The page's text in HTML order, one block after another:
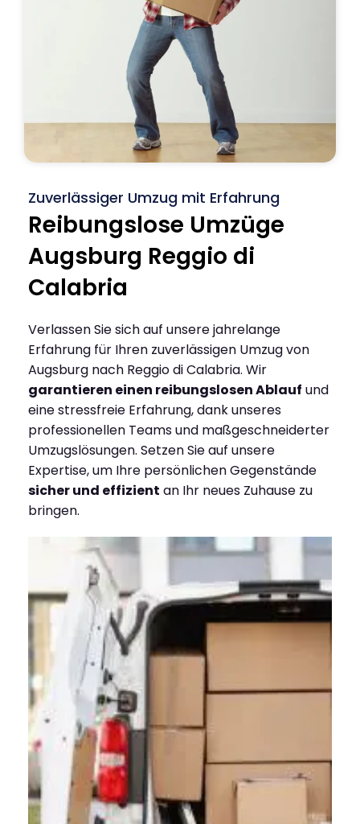
Zuverlässiger Umzug mit Erfahrung
Reibungslose Umzüge
Augsburg Reggio di
Calabria
Verlassen Sie sich auf unsere jahrelange
Erfahrung für Ihren zuverlässigen Umzug von
Augsburg nach Reggio di Calabria. Wir
garantieren einen reibungslosen Ablauf und
eine stressfreie Erfahrung, dank unseres
professionellen Teams und maßgeschneiderter
Umzugslösungen. Setzen Sie auf unsere
Expertise, um Ihre persönlichen Gegenstände
sicher und effizient an Ihr neues Zuhause zu
bringen.